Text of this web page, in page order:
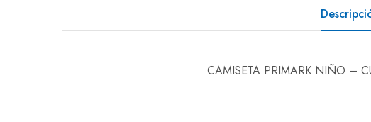
CAMISETA PRIMARK NIÑO –